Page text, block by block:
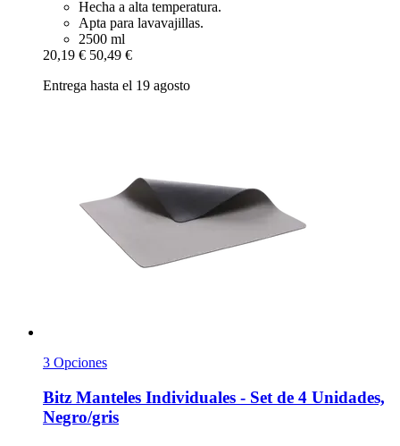
Hecha a alta temperatura.
Apta para lavavajillas.
2500 ml
20,19 € 50,49 €
Entrega hasta el 19 agosto
3 Opciones
Bitz Manteles Individuales -​ Set de 4 Unidades,
Negro/gris